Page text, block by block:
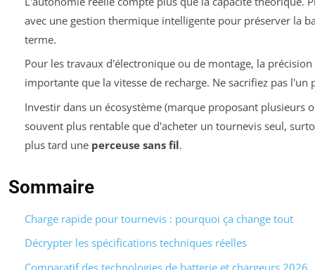
avec une gestion thermique intelligente pour préserver la
terme.
Pour les travaux d'électronique ou de montage, la
importante que la vitesse de recharge. Ne sacrifiez pas l'un
Investir dans un écosystème (marque proposant plusieurs
souvent plus rentable que d'acheter un tournevis seul,
plus tard une perceuse sans fil.
Sommaire
Charge rapide pour tournevis : pourquoi ça change tout
Décrypter les spécifications techniques réelles
Comparatif des technologies de batterie et chargeurs 2026